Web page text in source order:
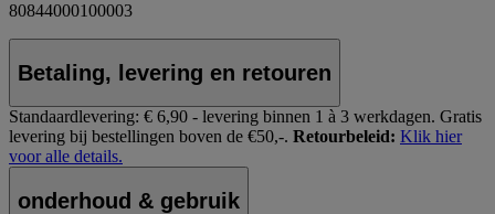
80844000100003
Betaling, levering en retouren
Standaardlevering: € 6,90 - levering binnen 1 à 3 werkdagen. Gratis
levering bij bestellingen boven de €50,-. Retourbeleid: Klik hier
voor alle details.
onderhoud & gebruik